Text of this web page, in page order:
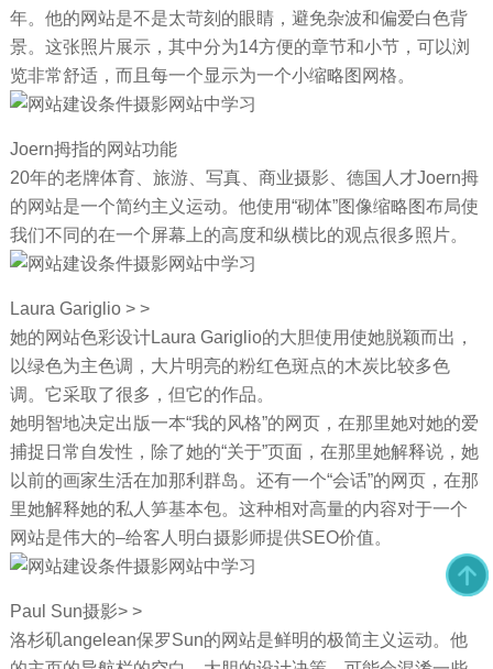
年。他的网站是不是太苛刻的眼睛，避免杂波和偏爱白色背
景。这张照片展示，其中分为14方便的章节和小节，可以浏
览非常舒适，而且每一个显示为一个小缩略图网格。
Joern拇指的网站功能
20年的老牌体育、旅游、写真、商业摄影、德国人才Joern拇
的网站是一个简约主义运动。他使用“砌体”图像缩略图布局使
我们不同的在一个屏幕上的高度和纵横比的观点很多照片。
Laura Gariglio > >
她的网站色彩设计Laura Gariglio的大胆使用使她脱颖而出，
以绿色为主色调，大片明亮的粉红色斑点的木炭比较多色
调。它采取了很多，但它的作品。
她明智地决定出版一本“我的风格”的网页，在那里她对她的爱
捕捉日常自发性，除了她的“关于”页面，在那里她解释说，她
以前的画家生活在加那利群岛。还有一个“会话”的网页，在那
里她解释她的私人笋基本包。这种相对高量的内容对于一个
网站是伟大的–给客人明白摄影师提供SEO价值。
Paul Sun摄影> >
洛杉矶angelean保罗Sun的网站是鲜明的极简主义运动。他